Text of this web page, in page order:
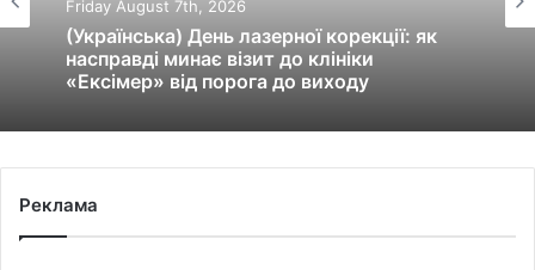
Friday August 7th, 2026
(Українська) День лазерної корекції: як
насправді минає візит до клініки
«Ексімер» від порога до виходу
Цікаво знати
Friday August 7th, 2026
(Українська) Чим відрізняються кросівки,
кеди та трекінгове взуття
Реклама